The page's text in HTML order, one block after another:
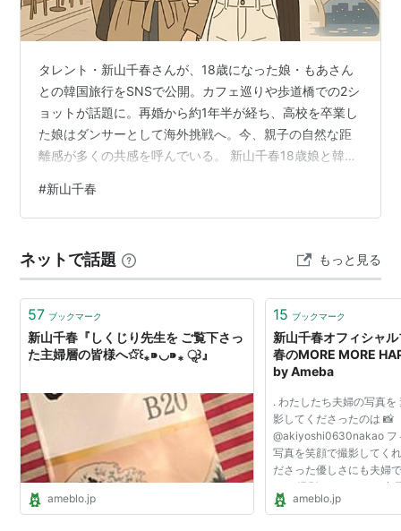
タレント・新山千春さんが、18歳になった娘・もあさん
との韓国旅行をSNSで公開。カフェ巡りや歩道橋での2シ
ョットが話題に。再婚から約1年半が経ち、高校を卒業し
た娘はダンサーとして海外挑戦へ。今、親子の自然な距
離感が多くの共感を呼んでいる。 新山千春18歳娘と韓国
ト・新山千春さん（44）が、18歳の娘・もあさんとの“顔
出し”2ショットをSNSで披露し、大きな注目を集めてい
を経た母娘のあたたかな時間が映し出されていた。そこ
には、“家族”という言葉の定義すら柔らかくほぐれていく
ような空気が漂って…
#新山千春
ネットで話題 もっと見る
57 ブックマーク
新山千春『しくじり先生を ご覧下さっ
た主婦層の皆様へ✩⃛꒰⁎⁍̴◡⁍̴⁎ ॢ꒱』
ameblo.jp
15 ブックマーク
新山千春オフィシャ
春のMORE MORE
by Ameba
. わたしたち夫婦の写真
影してくださったのは
@akiyoshi0630nakao
写真を笑顔で撮影してく
ださった優しさにも夫婦
た！ 撮影してくださる
は いられなかったーー☺️
ameblo.jp